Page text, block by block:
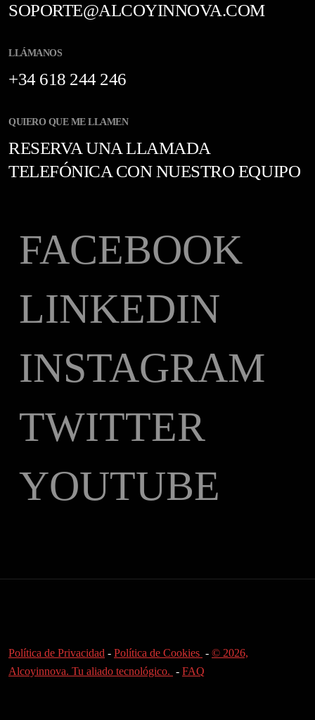
SOPORTE@ALCOYINNOVA.COM
LLÁMANOS
+34 618 244 246
QUIERO QUE ME LLAMEN
RESERVA UNA LLAMADA
TELEFÓNICA CON NUESTRO EQUIPO
FACEBOOK
LINKEDIN
INSTAGRAM
TWITTER
YOUTUBE
Política de Privacidad - Política de Cookies - © 2026,
Alcoyinnova. Tu aliado tecnológico. - FAQ